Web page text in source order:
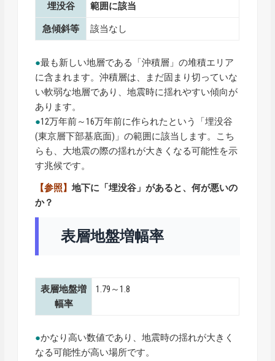
埋没谷 範囲に該当
急傾斜等 該当なし
●最も新しい地層である「沖積層」の堆積エリア
に含まれます。沖積層は、まだ固まり切っていな
い軟弱な地層であり、地震時に揺れやすい傾向が
あります。
●12万年前～16万年前に作られたという「埋没谷
(東京層下部基底面)」の範囲に該当します。こち
らも、大地震の際の揺れが大きくなる可能性を示
す兆候です。
【参照】地下に「埋没谷」があると、何が悪いの
か？
表層地盤増幅率
表層地盤増
幅率
1.79～1.8
●かなり高い数値であり、地震時の揺れが大きく
なる可能性が高い場所です。